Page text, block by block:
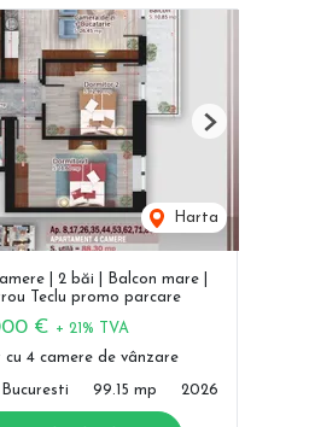
Harta
Next
| 2 băi | Balcon mare |
Teclu promo parcare
€ + 21% TVA
4 camere de vânzare
99.15 mp 2026